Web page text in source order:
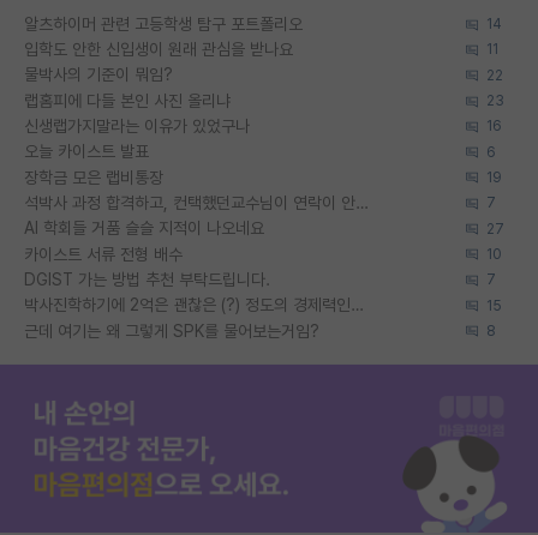
알츠하이머 관련 고등학생 탐구 포트폴리오 14
입학도 안한 신입생이 원래 관심을 받나요 11
물박사의 기준이 뭐임? 22
랩홈피에 다들 본인 사진 올리냐 23
신생랩가지말라는 이유가 있었구나 16
오늘 카이스트 발표 6
장학금 모은 랩비통장 19
석박사 과정 합격하고, 컨택했던교수님이 연락이 안됩니다... 7
AI 학회들 거품 슬슬 지적이 나오네요 27
카이스트 서류 전형 배수 10
DGIST 가는 방법 추천 부탁드립니다. 7
박사진학하기에 2억은 괜찮은 (?) 정도의 경제력인가요 15
근데 여기는 왜 그렇게 SPK를 물어보는거임? 8